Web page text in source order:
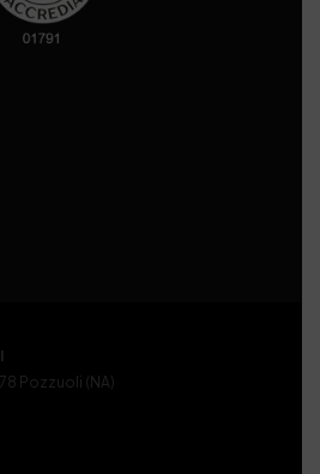
Pozzuoli (NA)